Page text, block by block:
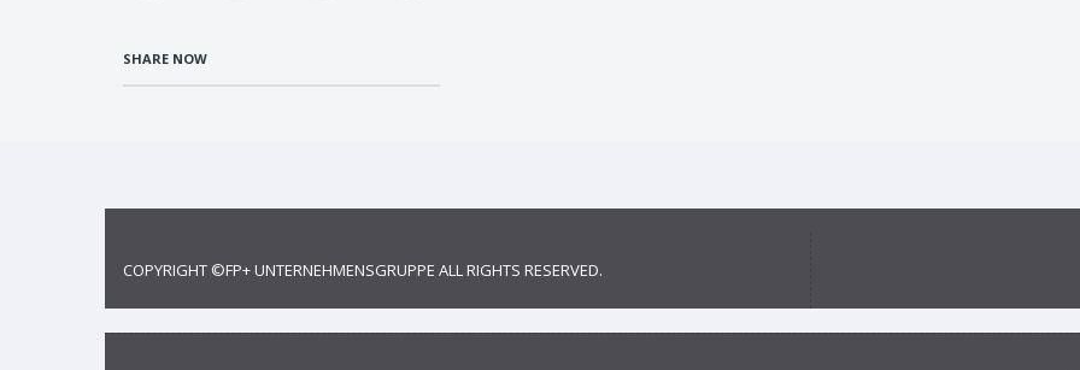
SHARE NOW
COPYRIGHT ©FP+ UNTERNEHMENSGRUPPE ALL RIGHTS RESERVED.